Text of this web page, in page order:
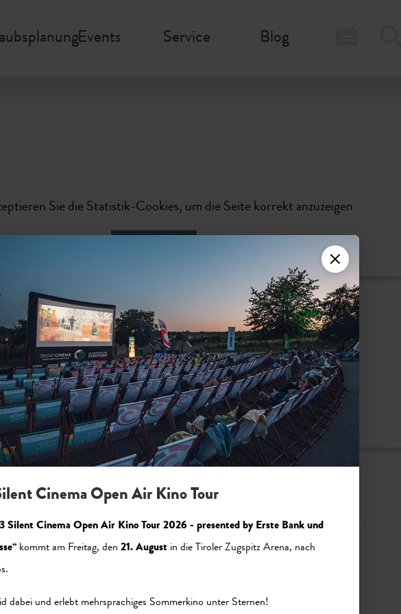
Events Service Blog
Sie die Statistik-Cookies, um die Seite korrekt anzuzeigen
Sie die Statistik-Cookies, um die Seite korrekt anzuzeigen
Jetzt aktivieren
Cinema Open Air Kino Tour
Silent Cinema Open Air Kino Tour 2026 - presented by Erste Bank und
kommt am Freitag, den 21. August in die Tiroler Zugspitz Arena, nach
dabei und erlebt mehrsprachiges Sommerkino unter Sternen!